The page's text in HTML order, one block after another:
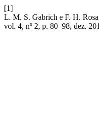
[1]
L. M. S. Gabrich e F. H.
vol. 4, nº 2, p. 80–98, dez.